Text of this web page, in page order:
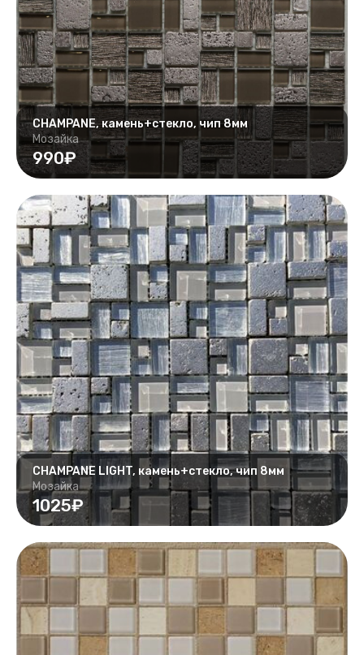
CHAMPANE, камень+стекло, чип 8мм
Мозайка
990₽
CHAMPANE LIGHT, камень+стекло, чип 8мм
Мозайка
1025₽